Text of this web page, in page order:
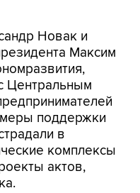
Новак и
Максим
Центральным
меры поддержки
в
комплексы
актов,